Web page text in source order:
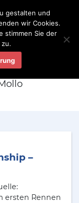
–
ersten Rennen
gestalten und
wir Cookies.
stimmen Sie der